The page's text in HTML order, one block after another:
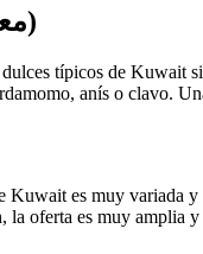
Los Date Cookies (معمول)
típicos de Kuwait
anís o clavo.
Kuwait es muy variada
oferta es muy amplia